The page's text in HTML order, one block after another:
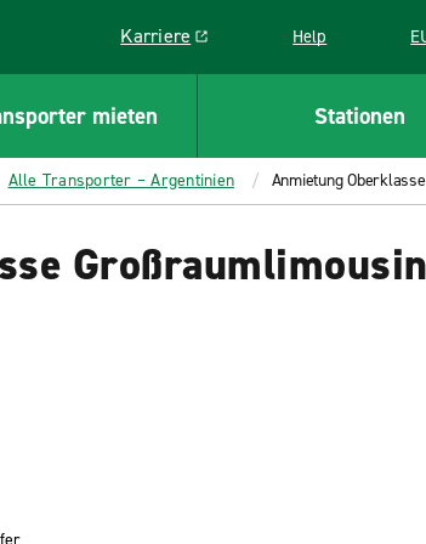
Karriere
Link opens in a new window
Help
mieten Stationen
Alle Transporter – Argentinien Anmietung